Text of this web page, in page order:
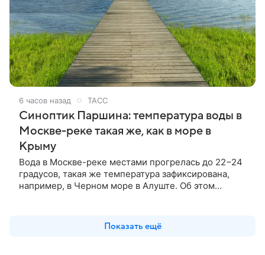
6 часов назад ТАСС
Синоптик Паршина: температура воды в
Москве-реке такая же, как в море в
Крыму
Вода в Москве-реке местами прогрелась до 22−24
градусов, такая же температура зафиксирована,
например, в Черном море в Алуште. Об этом
Показать ещё